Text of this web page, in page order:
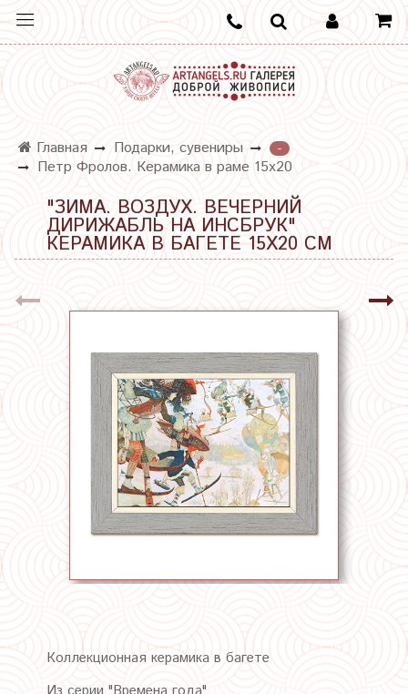
Главная Подарки, сувениры
-
Петр Фролов. Керамика в раме 15х20
"ЗИМА. ВОЗДУХ. ВЕЧЕРНИЙ
ДИРИЖАБЛЬ НА ИНСБРУК"
КЕРАМИКА В БАГЕТЕ 15Х20 СМ
Коллекционная керамика в багете